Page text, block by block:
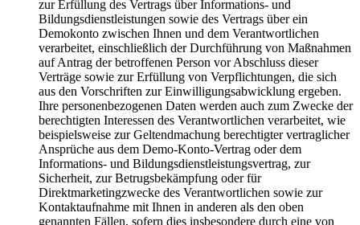
zur Erfüllung des Vertrags über Informations- und
Bildungsdienstleistungen sowie des Vertrags über ein
Demokonto zwischen Ihnen und dem Verantwortlichen
verarbeitet, einschließlich der Durchführung von Maßnahmen
auf Antrag der betroffenen Person vor Abschluss dieser
Verträge sowie zur Erfüllung von Verpflichtungen, die sich
aus den Vorschriften zur Einwilligungsabwicklung ergeben.
Ihre personenbezogenen Daten werden auch zum Zwecke der
berechtigten Interessen des Verantwortlichen verarbeitet, wie
beispielsweise zur Geltendmachung berechtigter vertraglicher
Ansprüche aus dem Demo-Konto-Vertrag oder dem
Informations- und Bildungsdienstleistungsvertrag, zur
Sicherheit, zur Betrugsbekämpfung oder für
Direktmarketingzwecke des Verantwortlichen sowie zur
Kontaktaufnahme mit Ihnen in anderen als den oben
genannten Fällen, sofern dies insbesondere durch eine von